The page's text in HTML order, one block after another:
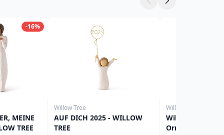
-16%
MEINE
TREE
Willow Tree
AUF DICH 2025 - WILLOW
TREE
Willow Tree
Willow Tree
Ornament